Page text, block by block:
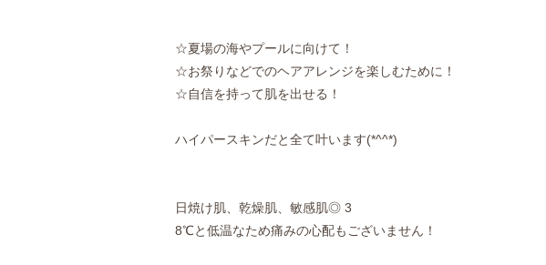
☆夏場の海やプールに向けて！
☆お祭りなどでのヘアアレンジを楽しむために！
☆自信を持って肌を出せる！
ハイパースキンだと全て叶います(*^^*)
日焼け肌、乾燥肌、敏感肌◎ 3
8℃と低温なため痛みの心配もございません！